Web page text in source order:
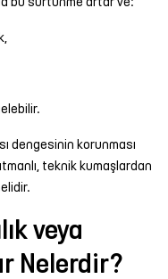
dengesinin korunması
teknik kumaşlardan
veya
Nelerdir?